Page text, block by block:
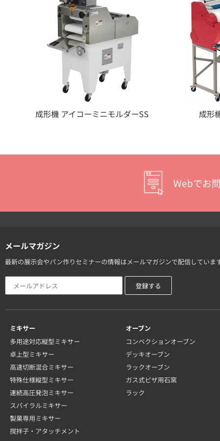
成形機 アイコーミニモルダーSS 成形
Webでお
メールマガジン
最新の展示会やパン作りセミナーの情報はメールマガジンで配信していま
ミキサー
多用途対応縦型ミキサー
卓上型ミキサー
高速切断混合ミキサー
特殊仕様縦型ミキサー
連続高圧発泡ミキサー
スパイラルミキサー
製菓専用ミキサー
撹拌子・アタッチメント
オーブン
コンベクションオーブン
デッキオーブン
ラックオーブン
ガス式ピザ用石窯
ラック